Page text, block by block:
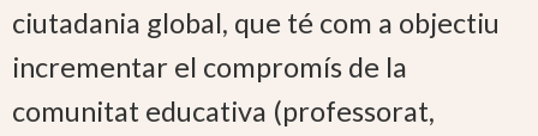
ciutadania global, que té com a objectiu
incrementar el compromís de la
comunitat educativa (professorat,